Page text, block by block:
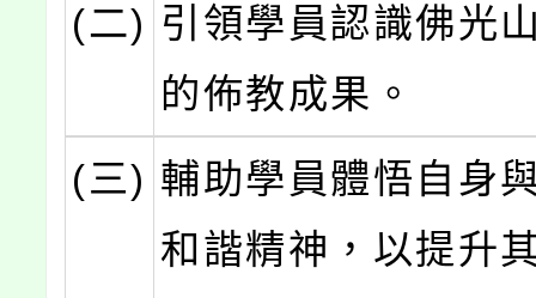
(二) 引領學員認識佛光
的佈教成果。
(三) 輔助學員體悟自身
和諧精神，以提升